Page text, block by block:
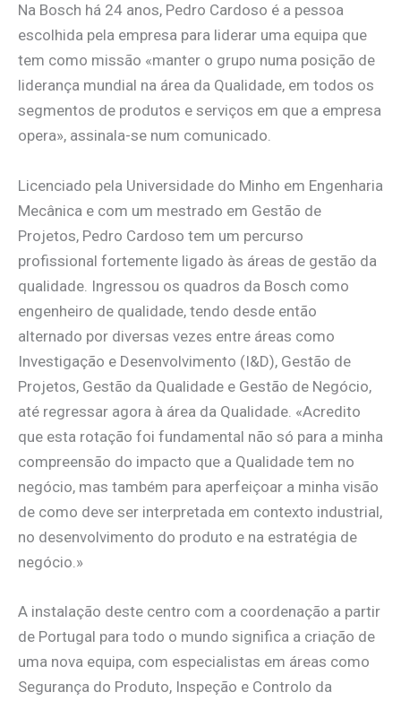
Na Bosch há 24 anos, Pedro Cardoso é a pessoa
escolhida pela empresa para liderar uma equipa que
tem como missão «manter o grupo numa posição de
liderança mundial na área da Qualidade, em todos os
segmentos de produtos e serviços em que a empresa
opera», assinala-se num comunicado.
Licenciado pela Universidade do Minho em Engenharia
Mecânica e com um mestrado em Gestão de
Projetos, Pedro Cardoso tem um percurso
profissional fortemente ligado às áreas de gestão da
qualidade. Ingressou os quadros da Bosch como
engenheiro de qualidade, tendo desde então
alternado por diversas vezes entre áreas como
Investigação e Desenvolvimento (I&D), Gestão de
Projetos, Gestão da Qualidade e Gestão de Negócio,
até regressar agora à área da Qualidade. «Acredito
que esta rotação foi fundamental não só para a minha
compreensão do impacto que a Qualidade tem no
negócio, mas também para aperfeiçoar a minha visão
de como deve ser interpretada em contexto industrial,
no desenvolvimento do produto e na estratégia de
negócio.»
A instalação deste centro com a coordenação a partir
de Portugal para todo o mundo significa a criação de
uma nova equipa, com especialistas em áreas como
Segurança do Produto, Inspeção e Controlo da